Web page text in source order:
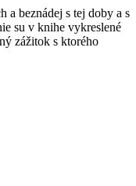
a beznádej s tej doby a s
su v knihe vykreslené
zážitok s ktorého